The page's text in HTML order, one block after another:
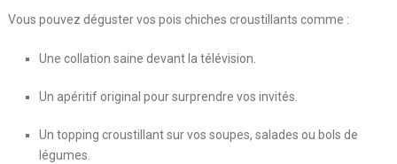
Vous pouvez déguster vos pois chiches croustillants comme :
Une collation saine devant la télévision.
Un apéritif original pour surprendre vos invités.
Un topping croustillant sur vos soupes, salades ou bols de
légumes.